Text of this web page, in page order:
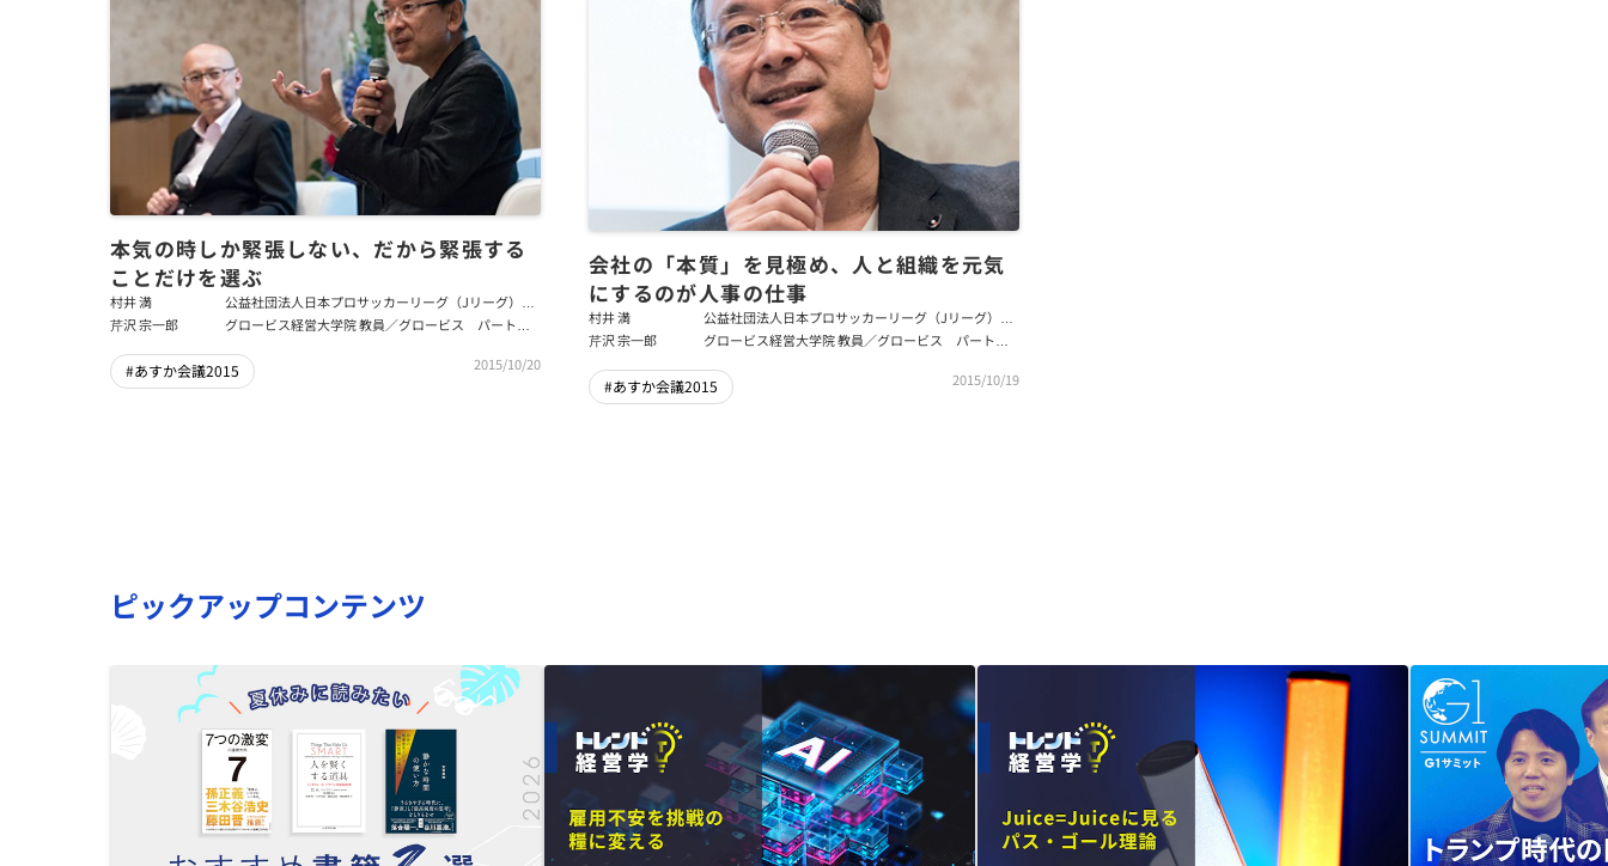
本気の時しか緊張しない、だから緊張する
ことだけを選ぶ
村井 満
公益社団法人日本プロサッカーリーグ（Jリーグ）チ
ェアマン
芹沢 宗一郎
グロービス経営大学院 教員／グロービス パートナ
#あすか会議2015 2015/10/20
会社の「本質」を見極め、人と組織を元気
にするのが人事の仕事
村井 満
公益社団法人日本プロサッカーリーグ（Jリーグ）チ
ェアマン
芹沢 宗一郎
グロービス経営大学院 教員／グロービス パートナ
#あすか会議2015 2015/10/19
ピックアップコンテンツ